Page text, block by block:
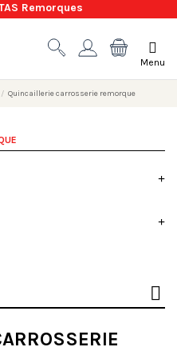
Remorques
Menu
Quincaillerie carrosserie remorque